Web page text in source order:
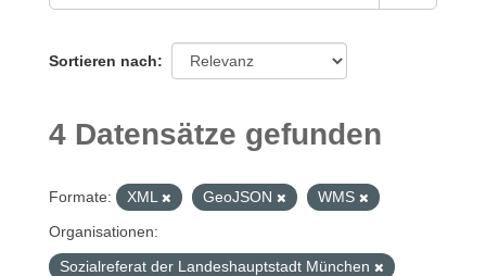
Sortieren nach
4 Datensätze gefunden
Formate: XML GeoJSON
WMS
Organisationen:
Sozialreferat der Landeshauptstadt München